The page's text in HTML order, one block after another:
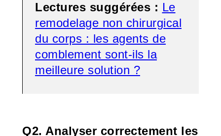
Lectures suggérées : Le
remodelage non chirurgical
du corps : les agents de
comblement sont-ils la
meilleure solution ?
Q2. Analyser correctement les